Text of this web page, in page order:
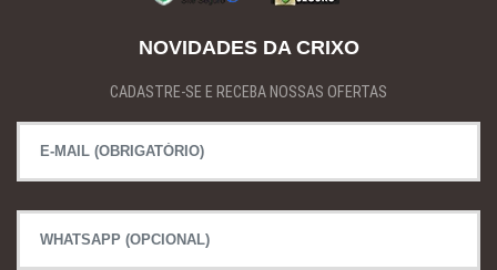
NOVIDADES DA CRIXO
CADASTRE-SE E RECEBA NOSSAS OFERTAS